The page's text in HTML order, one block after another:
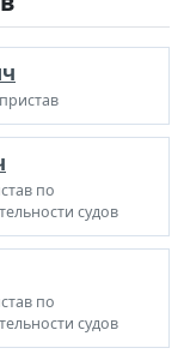
по
судов
по
судов